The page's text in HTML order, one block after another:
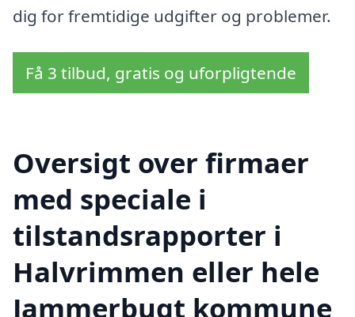
dig for fremtidige udgifter og problemer.
Få 3 tilbud, gratis og uforpligtende
Oversigt over firmaer
med speciale i
tilstandsrapporter i
Halvrimmen eller hele
Jammerbugt kommune